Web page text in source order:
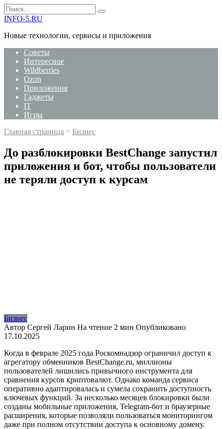
Перейти
к
Search
for:
INFO-5.RU
Новые технологии, сервисы и приложения
Советы
Интересное
Wildberries
Ozon
Приложения
Гаджеты
IT
Игры
Главная страница > Бизнес
До разблокировки BestChange запустил
приложения и бот, чтобы пользователи
не теряли доступ к курсам
Бизнес
Автор Сергей Ларин На чтение 2 мин Опубликовано
17.10.2025
Когда в феврале 2025 года Роскомнадзор ограничил доступ к
агрегатору обменников BestChange.ru, миллионы
пользователей лишились привычного инструмента для
сравнения курсов криптовалют. Однако команда сервиса
оперативно адаптировалась и сумела сохранить доступность
ключевых функций. За несколько месяцев блокировки были
созданы мобильные приложения, Telegram-бот и браузерные
расширения, которые позволяли пользоваться мониторингом
даже при полном отсутствии доступа к основному домену.